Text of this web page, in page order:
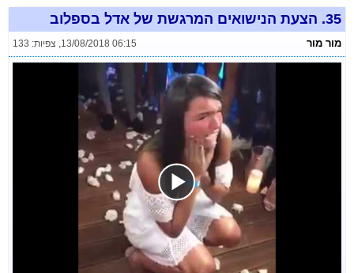
35. הצעת הנישואים המרגשת של אדל בספלוב
מור מור 13/08/2018 06:15
, צפיות: 133